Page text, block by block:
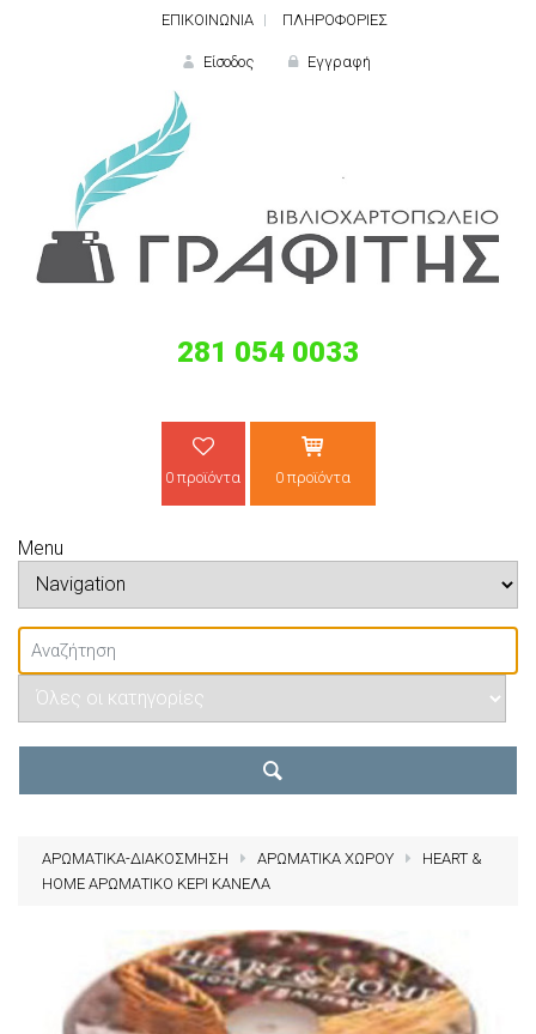
ΕΠΙΚΟΙΝΩΝΙΑ ΠΛΗΡΟΦΟΡΙΕΣ
Είσοδος
ΝΕΟΣ ΠΕΛΑΤΗΣ;
Εγγραφή
281 054 0033
0 προϊόντα 0 προϊόντα
Menu
ΑΡΩΜΑΤΙΚΑ-ΔΙΑΚΟΣΜΗΣΗ ΑΡΩΜΑΤΙΚΑ ΧΩΡΟΥ
HEART &
HOME ΑΡΩΜΑΤΙΚΟ ΚΕΡΙ ΚΑΝΕΛΑ